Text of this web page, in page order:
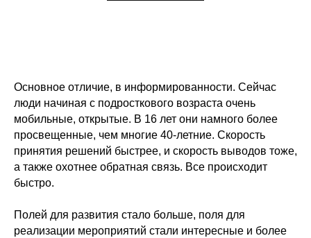
Основное отличие, в информированности. Сейчас
люди начиная с подросткового возраста очень
мобильные, открытые. В 16 лет они намного более
просвещенные, чем многие 40-летние. Скорость
принятия решений быстрее, и скорость выводов тоже,
а также охотнее обратная связь. Все происходит
быстро.
Полей для развития стало больше, поля для
реализации мероприятий стали интересные и более